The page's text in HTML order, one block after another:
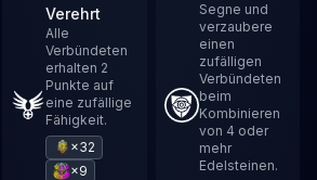
Verehrt
Alle
Verbündeten
erhalten 2
Punkte auf
eine zufällige
Fähigkeit.
×32
×9
Segne und
verzaubere
einen
zufälligen
Verbündeten
beim
Kombinieren
von 4 oder
mehr
Edelsteinen.